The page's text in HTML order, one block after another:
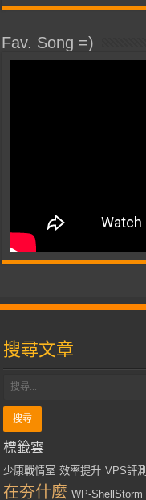
Fav. Song =)
搜尋文章
標籤雲
少康戰情室 效率提升 VPS評測
在夯什麼 WP-ShellStorm